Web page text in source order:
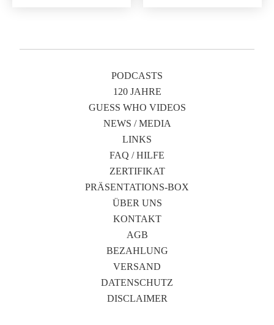
PODCASTS
120 JAHRE
GUESS WHO VIDEOS
NEWS / MEDIA
LINKS
FAQ / HILFE
ZERTIFIKAT
PRÄSENTATIONS-BOX
ÜBER UNS
KONTAKT
AGB
BEZAHLUNG
VERSAND
DATENSCHUTZ
DISCLAIMER